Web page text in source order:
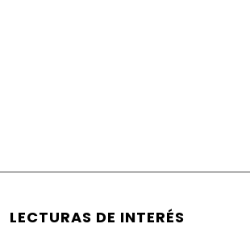
LECTURAS DE INTERÉS